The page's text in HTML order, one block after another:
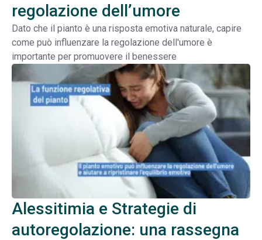
regolazione dell’umore
Dato che il pianto è una risposta emotiva naturale, capire
come può influenzare la regolazione dell'umore è
importante per promuovere il benessere
Alessitimia e Strategie di
autoregolazione: una rassegna